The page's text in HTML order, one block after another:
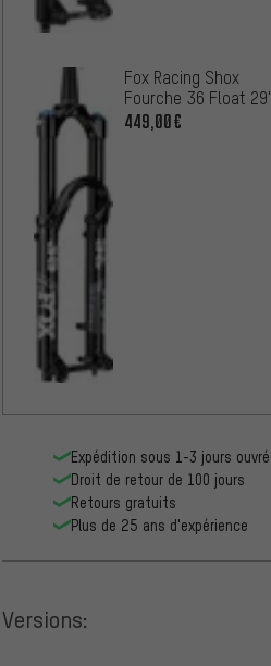
Fox Racing Shox
Fourche 36 Float 29"
Grip X2 Performance
449,00€
Expédition sous 1-3 jours
Droit de retour de 100 jours
Retours gratuits
Plus de 25 ans d'expérience
Versions: